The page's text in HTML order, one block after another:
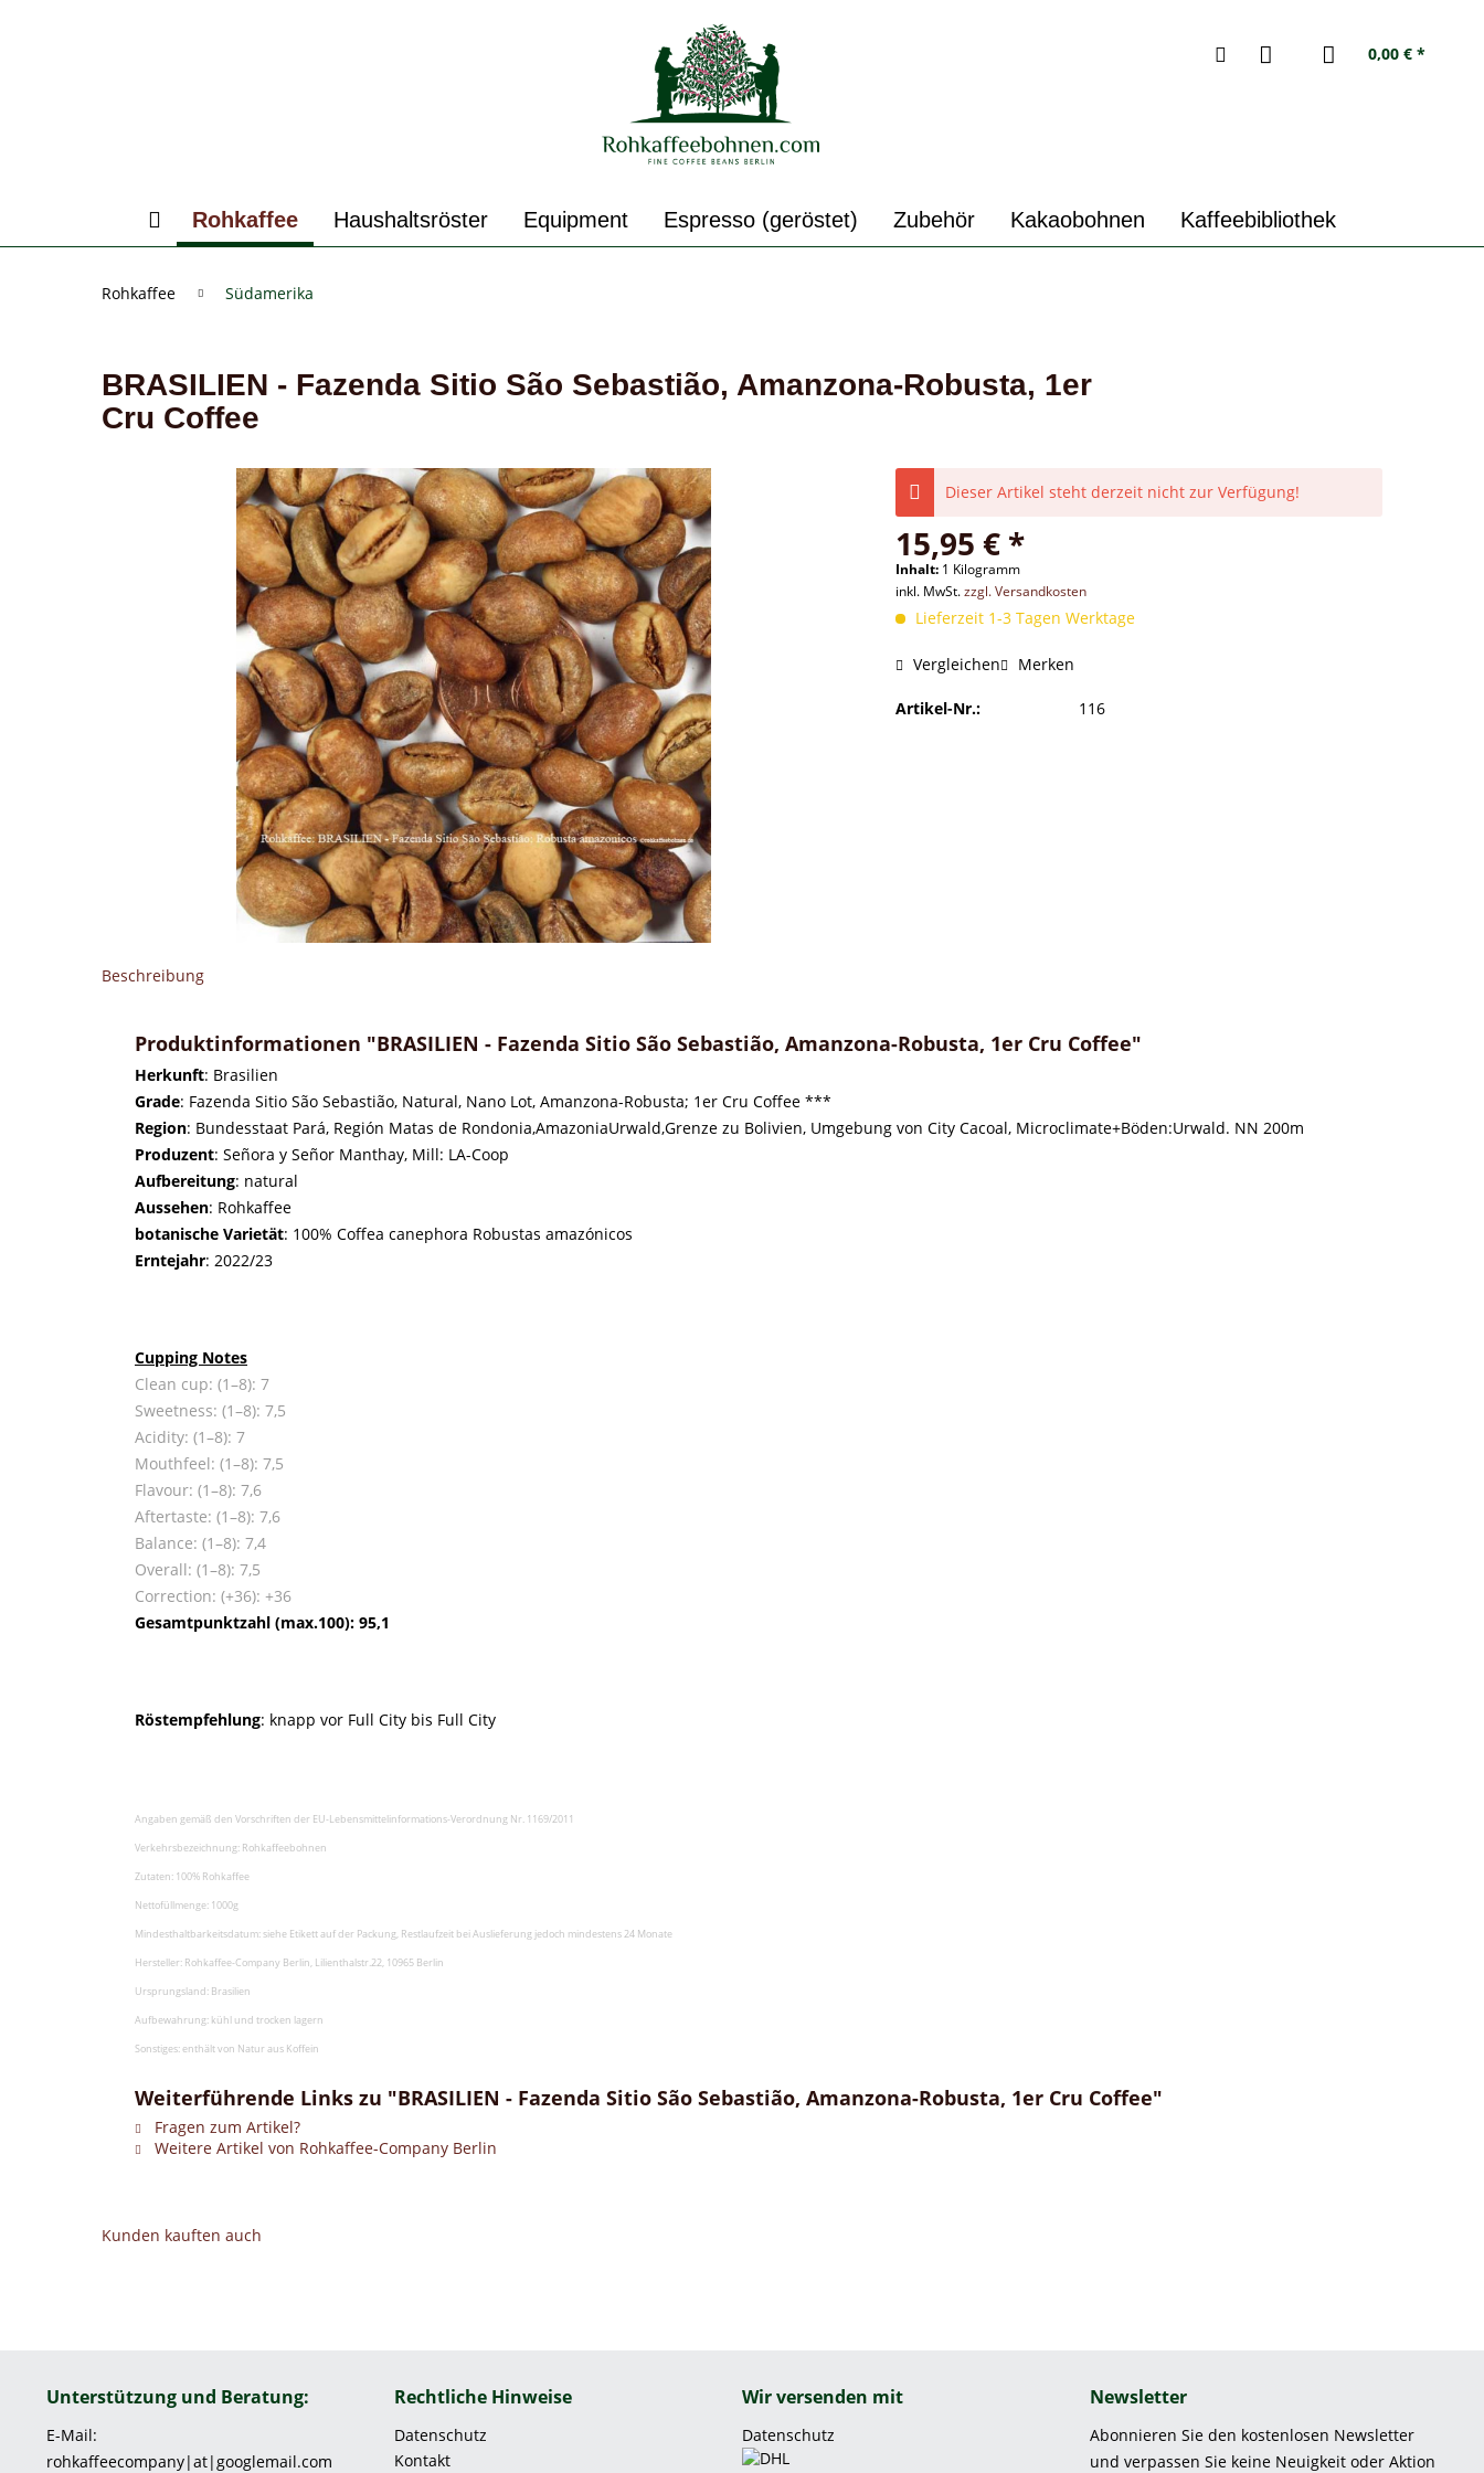
0,00 € *
Rohkaffee Haushaltsröster Equipment Espresso (geröstet) Zubehör Kakaobohnen Kaffeebibliothek
Rohkaffee Südamerika
BRASILIEN - Fazenda Sitio São Sebastião, Amanzona-Robusta, 1er
Cru Coffee
Dieser Artikel steht derzeit nicht zur Verfügung!
15,95 € *
Inhalt: 1 Kilogramm
inkl. MwSt.zzgl. Versandkosten
Lieferzeit 1-3 Tagen Werktage
Vergleichen Merken
Artikel-Nr.: 116
Beschreibung
Produktinformationen "BRASILIEN - Fazenda Sitio São Sebastião, Amanzona-Robusta, 1er Cru Coffee"
Herkunft: Brasilien
Grade: Fazenda Sitio São Sebastião, Natural, Nano Lot, Amanzona-Robusta; 1er Cru Coffee ***
Region: Bundesstaat Pará, Región Matas de Rondonia,AmazoniaUrwald,Grenze zu Bolivien, Umgebung von City Cacoal, Microclimate+Böden:Urwald. NN 200m
Produzent: Señora y Señor Manthay, Mill: LA-Coop
Aufbereitung: natural
Aussehen: Rohkaffee
botanische Varietät: 100% Coffea canephora Robustas amazónicos
Erntejahr: 2022/23
Cupping Notes
Clean cup: (1–8): 7
Sweetness: (1–8): 7,5
Acidity: (1–8): 7
Mouthfeel: (1–8): 7,5
Flavour: (1–8): 7,6
Aftertaste: (1–8): 7,6
Balance: (1–8): 7,4
Overall: (1–8): 7,5
Correction: (+36): +36
Gesamtpunktzahl (max.100): 95,1
Röstempfehlung: knapp vor Full City bis Full City
Angaben gemäß den Vorschriften der EU-Lebensmittelinformations-Verordnung Nr. 1169/2011
Verkehrsbezeichnung: Rohkaffeebohnen
Zutaten: 100% Rohkaffee
Nettofüllmenge: 1000g
Mindesthaltbarkeitsdatum: siehe Etikett auf der Packung, Restlaufzeit bei Auslieferung jedoch mindestens 24 Monate
Hersteller: Rohkaffee-Company Berlin, Lilienthalstr.22, 10965 Berlin
Ursprungsland: Brasilien
Aufbewahrung: kühl und trocken lagern
Sonstiges: enthält von Natur aus Koffein
Weiterführende Links zu "BRASILIEN - Fazenda Sitio São Sebastião, Amanzona-Robusta, 1er Cru Coffee"
Fragen zum Artikel?
Weitere Artikel von Rohkaffee-Company Berlin
Kunden kauften auch
Unterstützung und Beratung:
E-Mail:
rohkaffeecompany|at|googlemail.com
Rechtliche Hinweise
Datenschutz
Kontakt
Wir versenden mit
Datenschutz
Newsletter
Abonnieren Sie den kostenlosen Newsletter
und verpassen Sie keine Neuigkeit oder Aktion